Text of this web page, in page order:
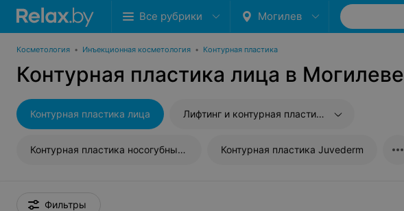
Все рубрики Могилев
Косметология • Инъекционная косметология • Контурная пластика
Контурная пластика лица в Могилеве
Контурная пластика лица Лифтинг и контурная пластика губ
Контурная пластика носогубных складок Контурная пластика Juvederm
Фильтры